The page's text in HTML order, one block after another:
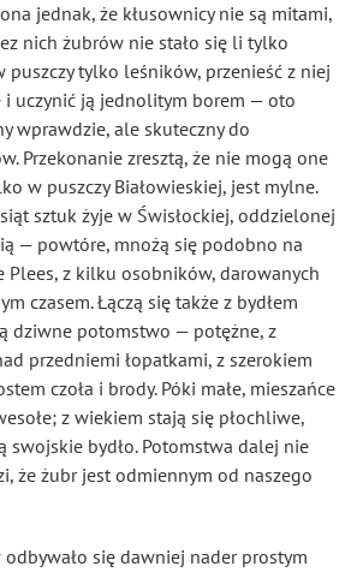
jednak, że kłusownicy nie są mitami,
nich żubrów nie stało się li tylko
puszczy tylko leśników, przenieść z niej
i uczynić ją jednolitym borem — oto
wprawdzie, ale skuteczny do
Przekonanie zresztą, że nie mogą one
w puszczy Białowieskiej, jest mylne.
sztuk żyje w Świsłockiej, oddzielonej
— powtóre, mnożą się podobno na
Plees, z kilku osobników, darowanych
czasem. Łączą się także z bydłem
dziwne potomstwo — potężne, z
przedniemi łopatkami, z szerokiem
czoła i brody. Póki małe, mieszańce
z wiekiem stają się płochliwe,
swojskie bydło. Potomstwa dalej nie
że żubr jest odmiennym od naszego
się dawniej nader prostym